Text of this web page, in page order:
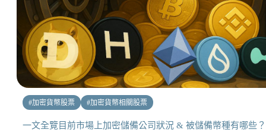
#加密貨幣股票 #加密貨幣相關股票
一文全覽目前市場上加密儲備公司狀況 & 被儲備幣種有哪些？